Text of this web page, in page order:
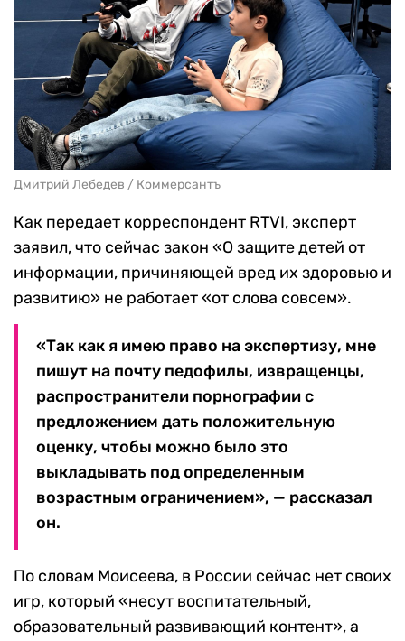
Дмитрий Лебедев / Коммерсантъ
Как передает корреспондент RTVI, эксперт
заявил, что сейчас закон «О защите детей от
информации, причиняющей вред их здоровью и
развитию» не работает «от слова совсем».
«Так как я имею право на экспертизу, мне
пишут на почту педофилы, извращенцы,
распространители порнографии с
предложением дать положительную
оценку, чтобы можно было это
выкладывать под определенным
возрастным ограничением», — рассказал
он.
По словам Моисеева, в России сейчас нет своих
игр, который «несут воспитательный,
образовательный развивающий контент», а